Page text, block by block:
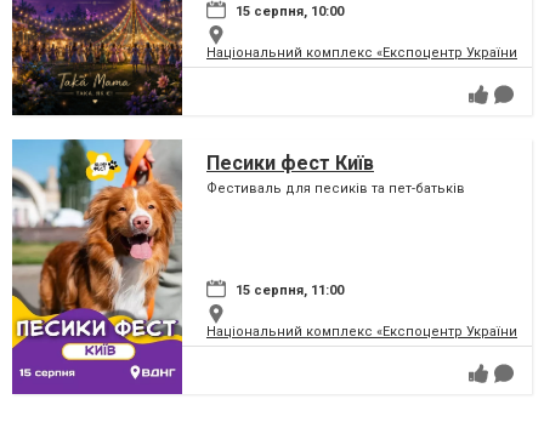
15 серпня, 10:00
Національний комплекс «Експоцентр України»
Песики фест Київ
Фестиваль для песиків та пет-батьків
15 серпня, 11:00
Національний комплекс «Експоцентр України»